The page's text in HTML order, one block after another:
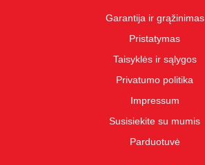
Garantija ir grąžinimas
Pristatymas
Taisyklės ir sąlygos
Privatumo politika
Impressum
Susisiekite su mumis
Parduotuvė